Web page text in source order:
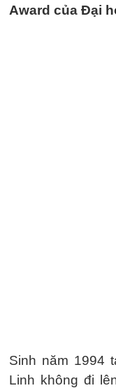
Award của Đại
Sinh năm 1994
Linh không đi